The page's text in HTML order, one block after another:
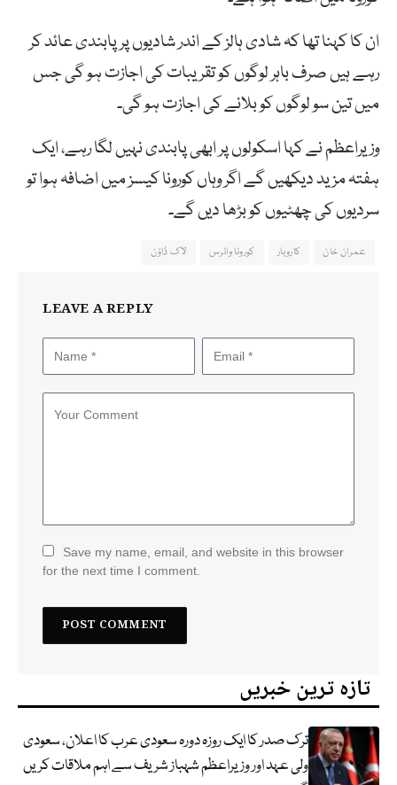
ان کا کہنا تھا کہ شادی ہالز کے اندر شادیوں پر پابندی عائد کر
رہے ہیں صرف باہر لوگوں کو تقریبات کی اجازت ہو گی جس
میں تین سو لوگوں کو بلانے کی اجازت ہو گی۔
وزیراعظم نے کہا اسکولوں پر ابھی پابندی نہیں لگا رہے، ایک
ہفتہ مزید دیکھیں گے اگر وہاں کورونا کیسز میں اضافہ ہوا تو
سردیوں کی چھٹیوں کو بڑھا دیں گے۔
عمران خان کاروبار کورونا وائرس لاک ڈاؤن
LEAVE A REPLY
Save my name, email, and website in this browser
for the next time I comment.
تازہ ترین خبریں
ترک صدر کا ایک روزہ دورہ سعودی عرب کا اعلان، سعودی
ولی عہد اور وزیراعظم شہباز شریف سے اہم ملاقات کریں